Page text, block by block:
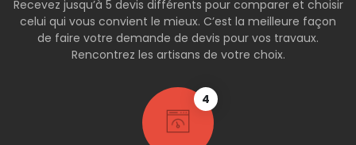
Recevez jusqu’à 5 devis différents pour comparer et choisir
celui qui vous convient le mieux. C’est la meilleure façon
de faire votre demande de devis pour vos travaux.
Rencontrez les artisans de votre choix.
4